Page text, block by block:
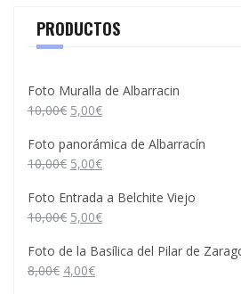
PRODUCTOS
Foto Muralla de Albarracin
10,00€ 5,00€
Foto panorámica de Albarracín
10,00€ 5,00€
Foto Entrada a Belchite Viejo
10,00€ 5,00€
Foto de la Basílica del Pilar de
8,00€ 4,00€